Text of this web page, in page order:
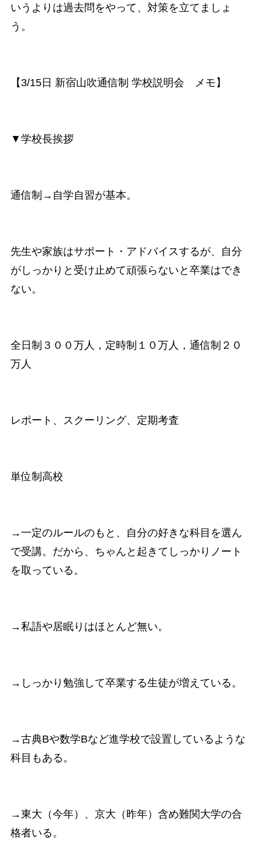
いうよりは過去問をやって、対策を立てましょ
う。
【3/15日 新宿山吹通信制 学校説明会 メモ】
▼学校長挨拶
通信制→自学自習が基本。
先生や家族はサポート・アドバイスするが、自分
がしっかりと受け止めて頑張らないと卒業はでき
ない。
全日制３００万人，定時制１０万人，通信制２０
万人
レポート、スクーリング、定期考査
単位制高校
→一定のルールのもと、自分の好きな科目を選ん
で受講。だから、ちゃんと起きてしっかりノート
を取っている。
→私語や居眠りはほとんど無い。
→しっかり勉強して卒業する生徒が増えている。
→古典Bや数学Bなど進学校で設置しているような
科目もある。
→東大（今年）、京大（昨年）含め難関大学の合
格者いる。